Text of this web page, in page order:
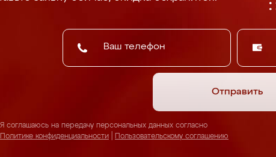
Отправить
Я соглашаюсь на передачу персональных данных согласно
Политике конфиденциальности
Пользовательскому соглашению